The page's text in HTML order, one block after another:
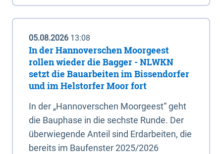
05.08.2026 13:08
In der Hannoverschen Moorgeest
rollen wieder die Bagger - NLWKN
setzt die Bauarbeiten im Bissendorfer
und im Helstorfer Moor fort
In der „Hannoverschen Moorgeest“ geht
die Bauphase in die sechste Runde. Der
überwiegende Anteil sind Erdarbeiten, die
bereits im Baufenster 2025/2026